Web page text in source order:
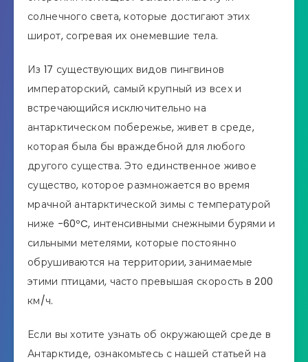
солнечного света, которые достигают этих
широт, согревая их онемевшие тела.
Из 17 существующих видов пингвинов
императорский, самый крупный из всех и
встречающийся исключительно на
антарктическом побережье, живет в среде,
которая была бы враждебной для любого
другого существа. Это единственное живое
существо, которое размножается во время
мрачной антарктической зимы с температурой
ниже -60ºC, интенсивными снежными бурями и
сильными метелями, которые постоянно
обрушиваются на территории, занимаемые
этими птицами, часто превышая скорость в 200
км/ч.
Если вы хотите узнать об окружающей среде в
Антарктиде, ознакомьтесь с нашей статьей на